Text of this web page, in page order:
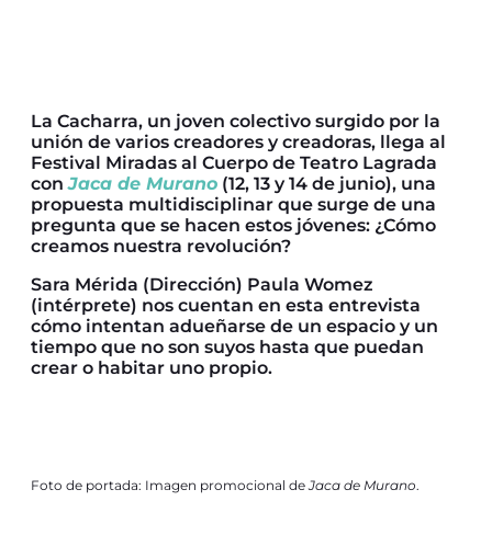
La Cacharra, un joven colectivo surgido por la
unión de varios creadores y creadoras, llega al
Festival Miradas al Cuerpo de Teatro Lagrada
conJaca de Murano (12, 13 y 14 de junio), una
propuesta multidisciplinar que surge de una
pregunta que se hacen estos jóvenes: ¿Cómo
creamos nuestra revolución?
Sara Mérida (Dirección) Paula Womez
(intérprete) nos cuentan en esta entrevista
cómo intentan adueñarse de un espacio y un
tiempo que no son suyos hasta que puedan
crear o habitar uno propio.
Foto de portada: Imagen promocional deJaca de Murano.